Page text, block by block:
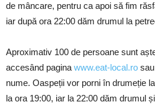
de mâncare, pentru ca apoi să fim
iar după ora 22:00 dăm drumul la
Aproximativ 100 de persoane sunt
accesând pagina www.eat-local.ro
nume. Oaspeții vor porni în drumeție
la ora 19:00, iar la 22:00 dăm drumul